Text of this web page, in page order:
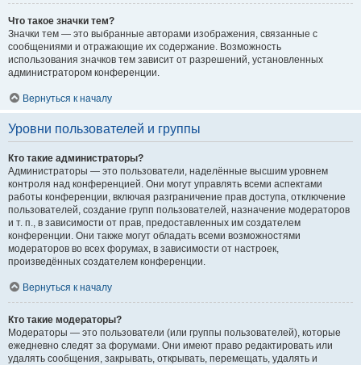
Что такое значки тем?
Значки тем — это выбранные авторами изображения, связанные с
сообщениями и отражающие их содержание. Возможность
использования значков тем зависит от разрешений, установленных
администратором конференции.
Вернуться к началу
Уровни пользователей и группы
Кто такие администраторы?
Администраторы — это пользователи, наделённые высшим уровнем
контроля над конференцией. Они могут управлять всеми аспектами
работы конференции, включая разграничение прав доступа, отключение
пользователей, создание групп пользователей, назначение модераторов
и т. п., в зависимости от прав, предоставленных им создателем
конференции. Они также могут обладать всеми возможностями
модераторов во всех форумах, в зависимости от настроек,
произведённых создателем конференции.
Вернуться к началу
Кто такие модераторы?
Модераторы — это пользователи (или группы пользователей), которые
ежедневно следят за форумами. Они имеют право редактировать или
удалять сообщения, закрывать, открывать, перемещать, удалять и